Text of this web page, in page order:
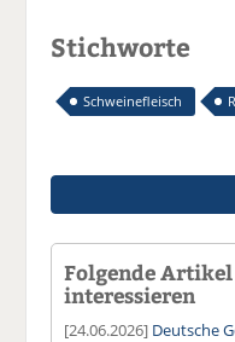
Stichworte
Schweinefleisch
Folgende
interessieren
[24.06.2026] Deutsche